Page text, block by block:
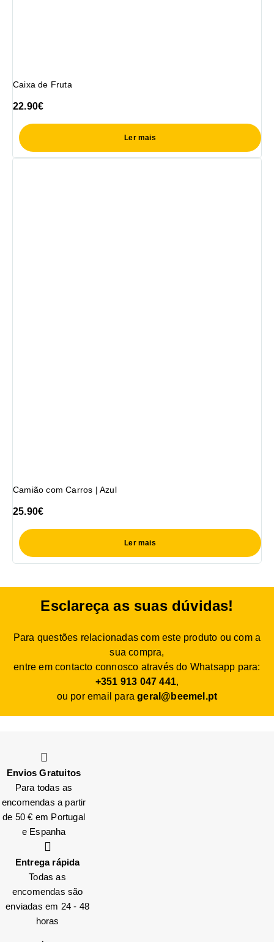
Caixa de Fruta
22.90€
Ler mais
Camião com Carros | Azul
25.90€
Ler mais
Esclareça as suas dúvidas!
Para questões relacionadas com este produto ou com a
sua compra,
entre em contacto connosco através do Whatsapp para:
+351 913 047 441,
ou por email parageral@beemel.pt
Envios Gratuitos
Para todas as
encomendas a partir
de 50 € em Portugal
e Espanha
Entrega rápida
Todas as
encomendas são
enviadas em 24 - 48
horas